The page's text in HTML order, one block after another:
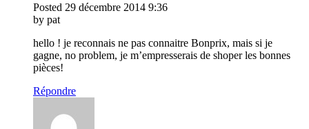
Posted 29 décembre 2014 9:36
by pat
hello ! je reconnais ne pas connaitre Bonprix, mais si je
gagne, no problem, je m’empresserais de shoper les bonnes
pièces!
Répondre